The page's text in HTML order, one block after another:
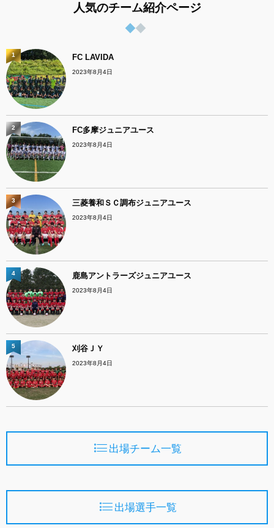
人気のチーム紹介ページ
FC LAVIDA
2023年8月4日
1
FC多摩ジュニアユース
2023年8月4日
2
三菱養和ＳＣ調布ジュニアユース
2023年8月4日
3
鹿島アントラーズジュニアユース
2023年8月4日
4
刈谷ＪＹ
2023年8月4日
5
出場チーム一覧
出場選手一覧